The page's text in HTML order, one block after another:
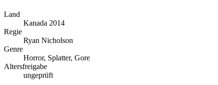
Land
Kanada 2014
Regie
Ryan Nicholson
Genre
Horror, Splatter, Gore
Altersfreigabe
ungeprüft